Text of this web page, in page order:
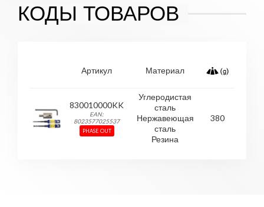
КОДЫ ТОВАРОВ
Артикул Материал
830010000KK
EAN:
8023577025537
PHASE OUT
Углеродистая
сталь
Нержавеющая
сталь
Резина
380